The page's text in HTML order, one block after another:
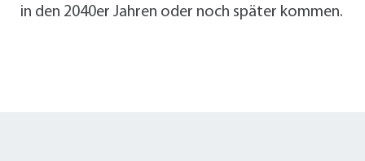
in den 2040er Jahren oder noch später kommen.